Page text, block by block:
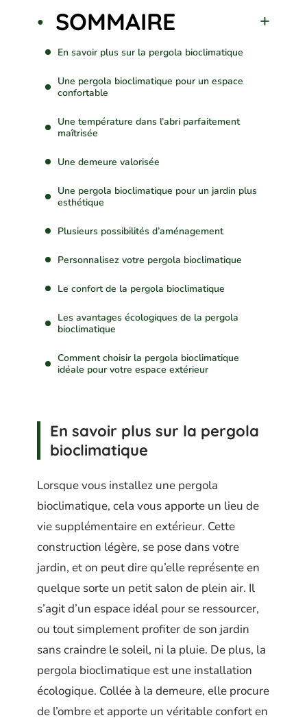
SOMMAIRE
En savoir plus sur la pergola bioclimatique
Une pergola bioclimatique pour un espace
confortable
Une température dans l’abri parfaitement
maîtrisée
Une demeure valorisée
Une pergola bioclimatique pour un jardin plus
esthétique
Plusieurs possibilités d’aménagement
Personnalisez votre pergola bioclimatique
Le confort de la pergola bioclimatique
Les avantages écologiques de la pergola
bioclimatique
Comment choisir la pergola bioclimatique
idéale pour votre espace extérieur
En savoir plus sur la pergola
bioclimatique
Lorsque vous installez une pergola
bioclimatique, cela vous apporte un lieu de
vie supplémentaire en extérieur. Cette
construction légère, se pose dans votre
jardin, et on peut dire qu’elle représente en
quelque sorte un petit salon de plein air. Il
s’agit d’un espace idéal pour se ressourcer,
ou tout simplement profiter de son jardin
sans craindre le soleil, ni la pluie. De plus, la
pergola bioclimatique est une installation
écologique. Collée à la demeure, elle procure
de l’ombre et apporte un véritable confort en